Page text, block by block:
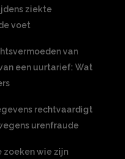
ziekte
voet
van
een uurtarief: Wat
rechtvaardigt
urenfraude
zoeken wie zijn